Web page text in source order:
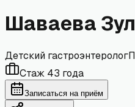
Шаваева
Детский гастроэнтеролог
Стаж 43 года
Записаться на приём